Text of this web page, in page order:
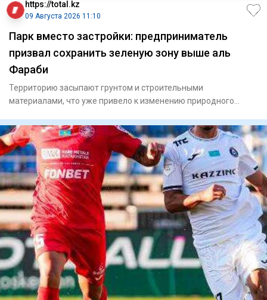
https://total.kz
09 Августа 2026 11:10
Парк вместо застройки: предприниматель
призвал сохранить зеленую зону выше аль
Фараби
Территорию засыпают грунтом и строительными
материалами, что уже привело к изменению природного